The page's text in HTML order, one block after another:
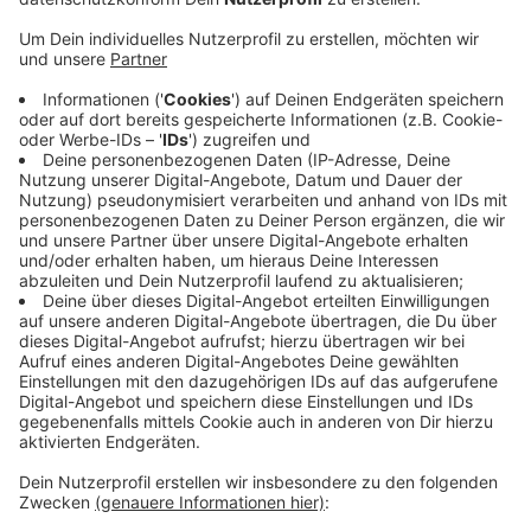
Die neue Akustikdecke sei leicht geneigt und diese
Neigung greife den Winkel der vorhandenen
Wandverkleidung optisch auf. Das sei nicht nur ein
Hingucker, sondern auch gut für die Akustik, sagt die
Bauleiterin vom zentralen Gebäudemanagement der
Stadt. Die alte Holzdecke aus den 60er-Jahren hatte
sich an einigen Stellen abgesenkt. Daher musste eine
neue Decke her. Das nutzte die Stadt und ließ direkt
die Lichter in der Aula erneuern. Sie sind jetzt
einerseits heller- und dennoch energieeffizienter. Denn
sie lassen sich dimmen und separat ansteuern.
Anzeige